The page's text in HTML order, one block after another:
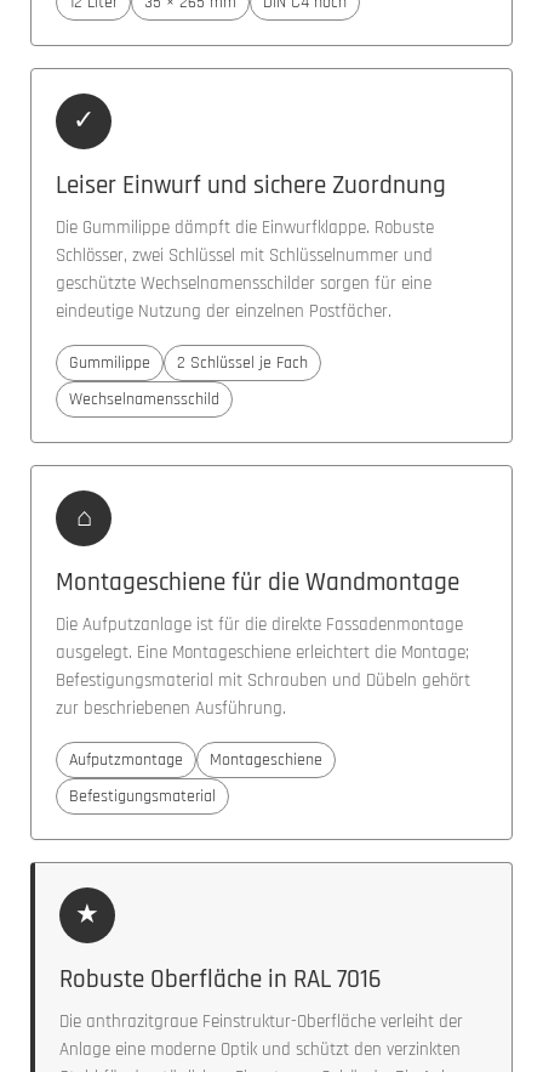
✓
Leiser Einwurf und sichere Zuordnung
Die Gummilippe dämpft die Einwurfklappe. Robuste
Schlösser, zwei Schlüssel mit Schlüsselnummer und
geschützte Wechselnamensschilder sorgen für eine
eindeutige Nutzung der einzelnen Postfächer.
Gummilippe
2 Schlüssel je Fach
Wechselnamensschild
⌂
Montageschiene für die Wandmontage
Die Aufputzanlage ist für die direkte Fassadenmontage
ausgelegt. Eine Montageschiene erleichtert die Montage;
Befestigungsmaterial mit Schrauben und Dübeln gehört
zur beschriebenen Ausführung.
Aufputzmontage
Montageschiene
Befestigungsmaterial
★
Robuste Oberfläche in RAL 7016
Die anthrazitgraue Feinstruktur-Oberfläche verleiht der
Anlage eine moderne Optik und schützt den verzinkten